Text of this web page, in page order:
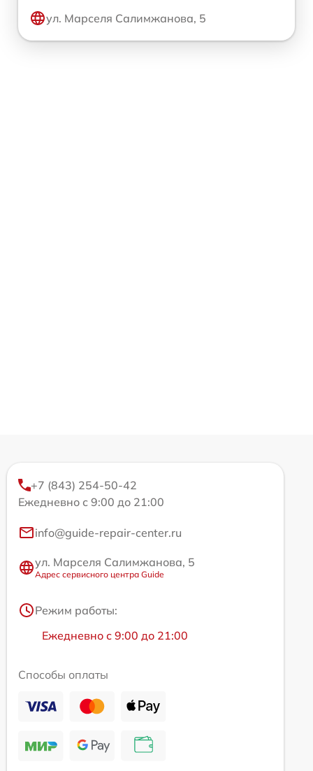
ул. Марселя Салимжанова, 5
+7 (843) 254-50-42
Ежедневно с 9:00 до 21:00
info@guide-repair-center.ru
ул. Марселя Салимжанова, 5
Адрес сервисного центра Guide
Режим работы:
Ежедневно с 9:00 до 21:00
Способы оплаты